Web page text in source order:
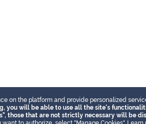
on the platform and provide personalized
you will be able to use all the site's
those that are not strictly necessary will be
to authorize, select "Manage Cookies". Learn